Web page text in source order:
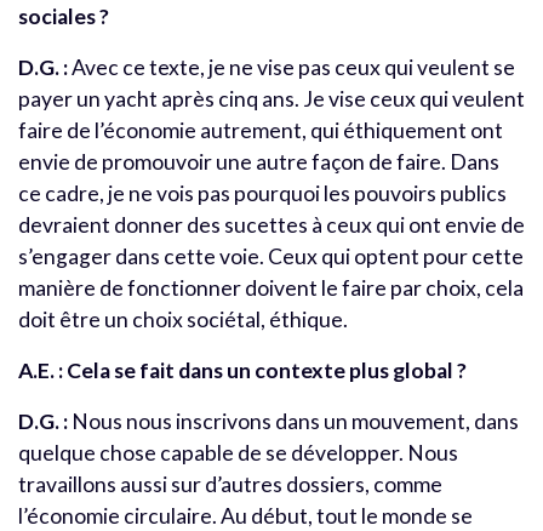
sociales ?
D.G. :Avec ce texte, je ne vise pas ceux qui veulent se
payer un yacht après cinq ans. Je vise ceux qui veulent
faire de l’économie autrement, qui éthiquement ont
envie de promouvoir une autre façon de faire. Dans
ce cadre, je ne vois pas pourquoi les pouvoirs publics
devraient donner des sucettes à ceux qui ont envie de
s’engager dans cette voie. Ceux qui optent pour cette
manière de fonctionner doivent le faire par choix, cela
doit être un choix sociétal, éthique.
A.E. : Cela se fait dans un contexte plus global ?
D.G. : Nous nous inscrivons dans un mouvement, dans
quelque chose capable de se développer. Nous
travaillons aussi sur d’autres dossiers, comme
l’économie circulaire. Au début, tout le monde se